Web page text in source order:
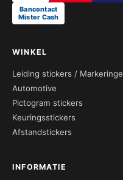
Bancontact
Mister Cash
WINKEL
Leiding stickers /
Automotive
Pictogram stickers
Keuringsstickers
Afstandstickers
INFORMATIE